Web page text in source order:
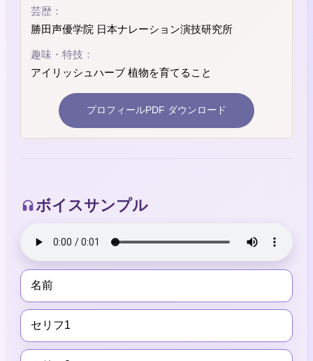
芸歴：
勝田声優学院 日本ナレーション演技研究所
趣味・特技：
アイリッシュハーブ 植物を育てること
プロフィールPDF ダウンロード
ボイスサンプル
名前
セリフ1